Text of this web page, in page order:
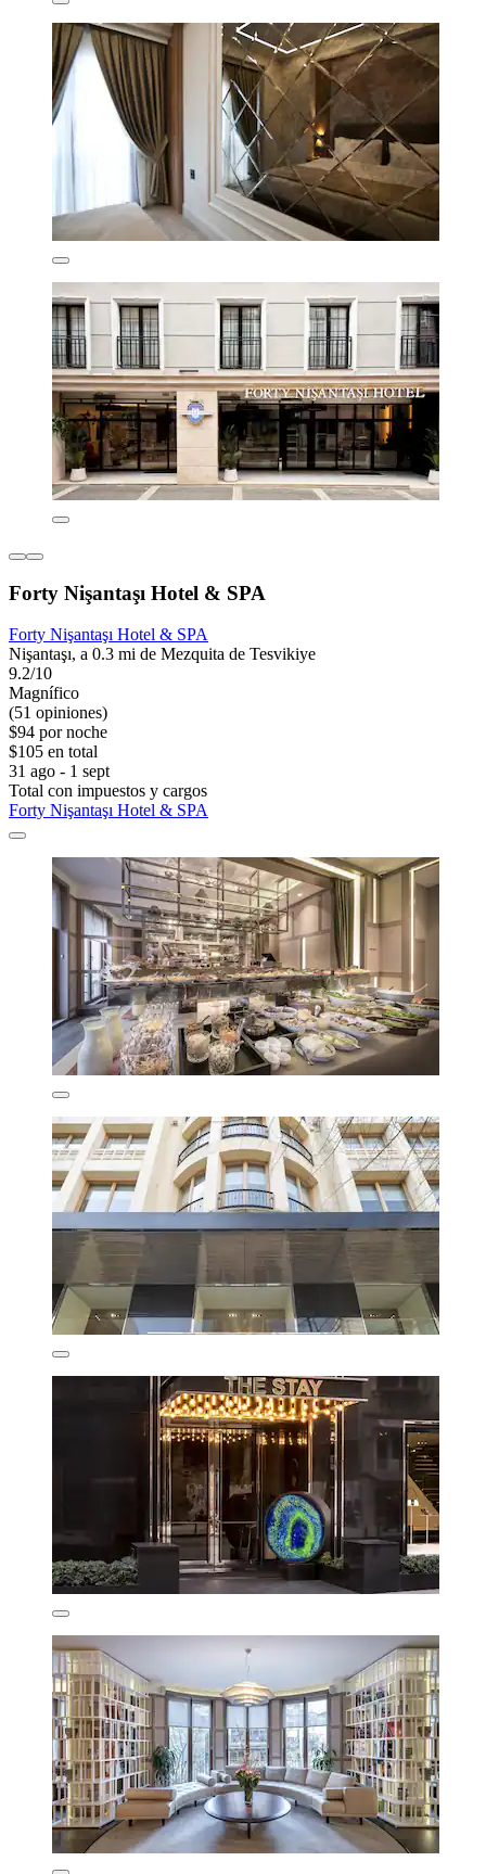
Forty Nişantaşı Hotel & SPA
Forty Nişantaşı Hotel & SPA
Nişantaşı, a 0.3 mi de Mezquita de Tesvikiye
9.2/10
Magnífico
(51 opiniones)
$94 por noche
$105 en total
31 ago - 1 sept
Total con impuestos y cargos
Forty Nişantaşı Hotel & SPA